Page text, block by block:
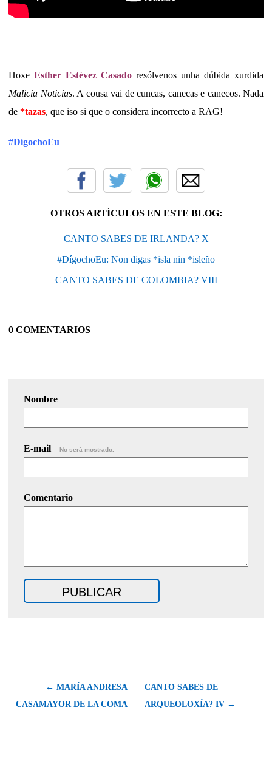
Hoxe Esther Estévez Casado resólvenos unha dúbida xurdida
Malicia Noticias. A cousa vai de cuncas, canecas e canecos. Nada
de *tazas, que iso si que o considera incorrecto a RAG!
#DígochoEu
OTROS ARTÍCULOS EN ESTE BLOG:
CANTO SABES DE IRLANDA? X
#DígochoEu: Non digas *isla nin *isleño
CANTO SABES DE COLOMBIA? VIII
0 COMENTARIOS
Nombre
E-mail No será mostrado.
Comentario
← MARÍA ANDRESA
CASAMAYOR DE LA COMA
CANTO SABES DE
ARQUEOLOXÍA? IV →